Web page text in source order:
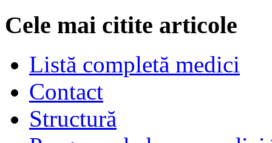
Cele mai citite articole
Listă completă medici
Contact
Structură